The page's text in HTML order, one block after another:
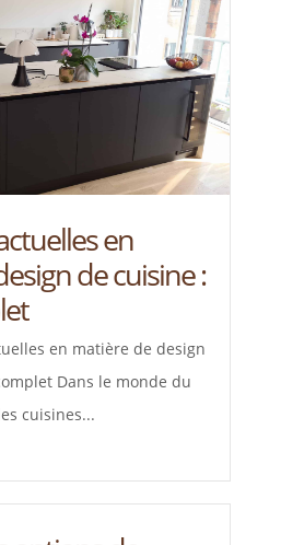
en
de cuisine :
en matière de design
Dans le monde du
cuisines...